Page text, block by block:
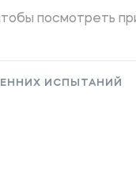
посмотреть
ИСПЫТАНИЙ